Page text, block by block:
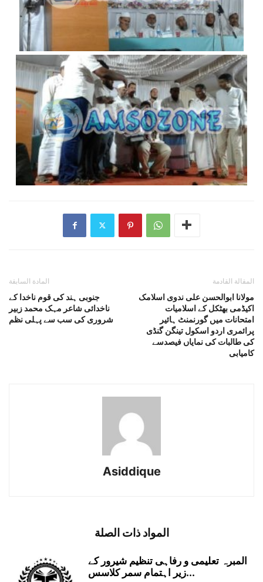
المادة السابقة
جنوبی ہند کی قوم ناخدا کے
ناخدائی شاعر مہک محمد زبیر
شروری کی سب سے پہلی نظم
المقالة القادمة
مولانا ابوالحسن علی ندوی اسلامک
اکیڈمی بھٹکل کے اسلامیات
امتحانات میں گورنمنٹ ہائیر
پرائمری اردو اسکول تینگن گنڈی
کی طالبات کی نمایاں فیصدسے
کامیابی
Asiddique
المواد ذات الصلة
المبرہ تعلیمی و رفاہی تنظیم شیرور کے
زیر اہتمام سمر کلاسس...